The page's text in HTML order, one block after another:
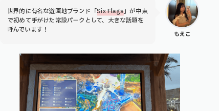
もえこ
世界的に有名な遊園地ブランド「Six Flags」が中東
で初めて手がけた常設パークとして、大きな話題を
呼んでいます！